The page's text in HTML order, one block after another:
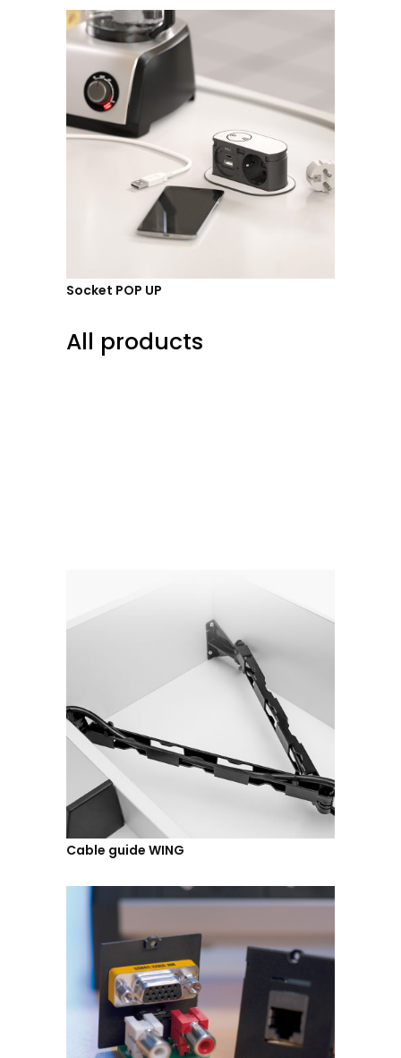
Socket POP UP
All products
Cable guide WING